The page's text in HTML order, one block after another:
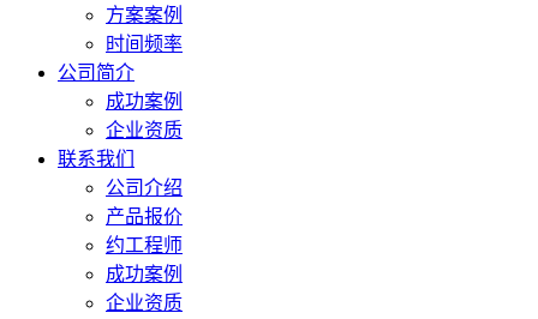
方案案例
时间频率
公司简介
成功案例
企业资质
联系我们
公司介绍
产品报价
约工程师
成功案例
企业资质